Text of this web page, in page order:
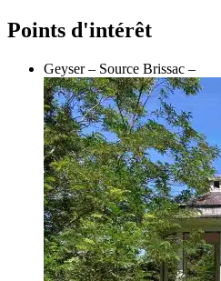
Points d'intérêt
Geyser – Source Brissac –